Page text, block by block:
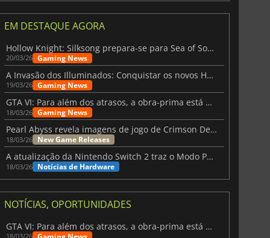
EM DESTAQUE AGORA
Hollow Knight: Silksong prepara-se para Sea of Sorrow com um patch
20/03/26 Gaming News
A Invasão dos Illuminados: Conquistar os novos Helldivers 2 Atualização!
19/03/26 Gaming News
GTA VI: Para além dos atrasos, a obra-prima está quase a chegar
18/03/26 Gaming News
Pearl Abyss revela imagens de jogo de Crimson Desert para a PS5
18/03/26 New Game Releases
A atualização da Nintendo Switch 2 traz o Modo Portátil aos jogos mais antigos da Switch
18/03/26 Notícias de Hardware
NOTÍCIAS, OPORTUNIDADES
GTA VI: Para além dos atrasos, a obra-prima está quase a chegar
18/03/26